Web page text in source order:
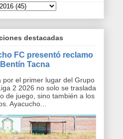
destacadas
FC presentó reclamo
Tacna
por el primer lugar del Grupo
2 2026 no solo se traslada
de juego, sino también a los
Ayacucho...